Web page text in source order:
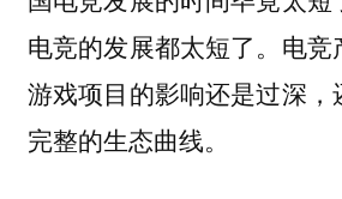
电竞的发展都太短了。电
游戏项目的影响还是过深，
完整的生态曲线。